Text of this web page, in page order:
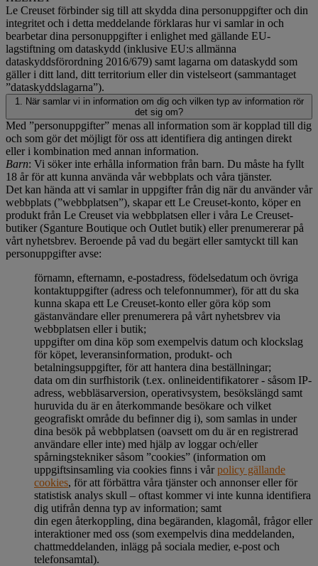
Le Creuset förbinder sig till att skydda dina personuppgifter och din
integritet och i detta meddelande förklaras hur vi samlar in och
bearbetar dina personuppgifter i enlighet med gällande EU-
lagstiftning om dataskydd (inklusive EU:s allmänna
dataskyddsförordning 2016/679) samt lagarna om dataskydd som
gäller i ditt land, ditt territorium eller din vistelseort (sammantaget
”dataskyddslagarna”).
1. När samlar vi in information om dig och vilken typ av information rör
det sig om?
Med ”personuppgifter” menas all information som är kopplad till dig
och som gör det möjligt för oss att identifiera dig antingen direkt
eller i kombination med annan information.
Barn: Vi söker inte erhålla information från barn. Du måste ha fyllt
18 år för att kunna använda vår webbplats och våra tjänster.
Det kan hända att vi samlar in uppgifter från dig när du använder vår
webbplats (”webbplatsen”), skapar ett Le Creuset-konto, köper en
produkt från Le Creuset via webbplatsen eller i våra Le Creuset-
butiker (Sganture Boutique och Outlet butik) eller prenumererar på
vårt nyhetsbrev. Beroende på vad du begärt eller samtyckt till kan
personuppgifter avse:
förnamn, efternamn, e-postadress, födelsedatum och övriga
kontaktuppgifter (adress och telefonnummer), för att du ska
kunna skapa ett Le Creuset-konto eller göra köp som
gästanvändare eller prenumerera på vårt nyhetsbrev via
webbplatsen eller i butik;
uppgifter om dina köp som exempelvis datum och klockslag
för köpet, leveransinformation, produkt- och
betalningsuppgifter, för att hantera dina beställningar;
data om din surfhistorik (t.ex. onlineidentifikatorer - såsom IP-
adress, webbläsarversion, operativsystem, besökslängd samt
huruvida du är en återkommande besökare och vilket
geografiskt område du befinner dig i), som samlas in under
dina besök på webbplatsen (oavsett om du är en registrerad
användare eller inte) med hjälp av loggar och/eller
spårningstekniker såsom ”cookies” (information om
uppgiftsinsamling via cookies finns i vårpolicy gällande
cookies, för att förbättra våra tjänster och annonser eller för
statistisk analys skull – oftast kommer vi inte kunna identifiera
dig utifrån denna typ av information; samt
din egen återkoppling, dina begäranden, klagomål, frågor eller
interaktioner med oss (som exempelvis dina meddelanden,
chattmeddelanden, inlägg på sociala medier, e-post och
telefonsamtal).